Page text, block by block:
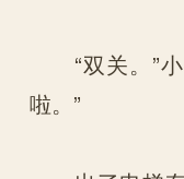
“双关。”小
啦。”